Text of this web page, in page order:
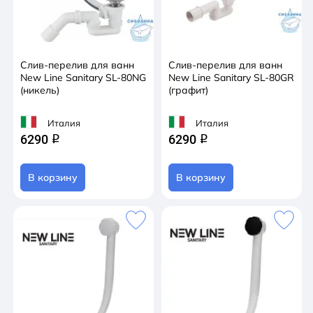
Слив-перелив для ванн
New Line Sanitary SL-80NG
(никель)
Италия
6290 q
В корзину
Слив-перелив для ванн
New Line Sanitary SL-80GR
(графит)
Италия
6290 q
В корзину